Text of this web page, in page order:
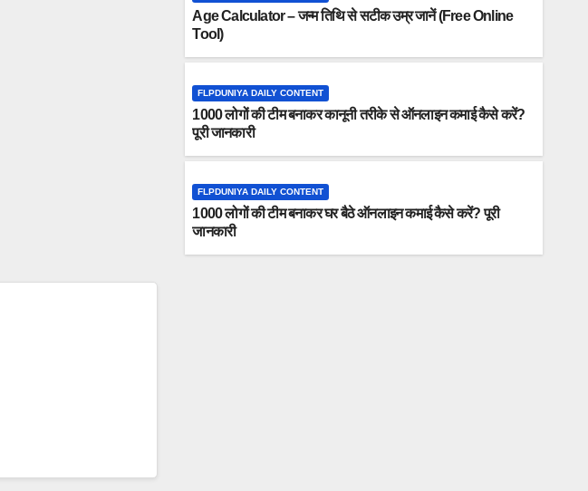
Age Calculator – जन्म तिथि से सटीक उम्र जानें (Free Online
Tool)
FLPDUNIYA DAILY CONTENT
1000 लोगों की टीम बनाकर कानूनी तरीके से ऑनलाइन कमाई कैसे करें?
पूरी जानकारी
FLPDUNIYA DAILY CONTENT
1000 लोगों की टीम बनाकर घर बैठे ऑनलाइन कमाई कैसे करें? पूरी
जानकारी